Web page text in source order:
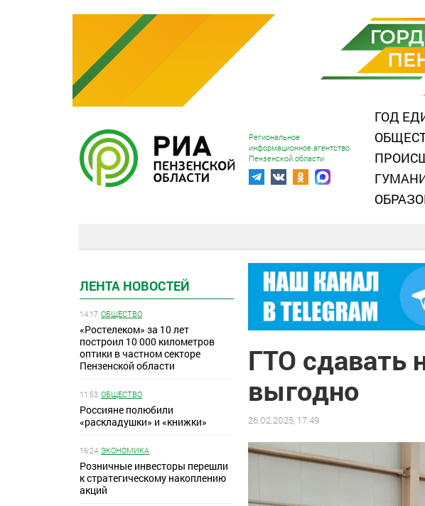
Региональное
информационное агентство
Пензенской области
ГОД
ЛЕНТА НОВОСТЕЙ
14:17 ОБЩЕСТВО
«Ростелеком» за 10 лет
построил 10 000 километров
оптики в частном секторе
Пензенской области
11:53 ОБЩЕСТВО
Россияне полюбили
«раскладушки» и «книжки»
16:24 ЭКОНОМИКА
Розничные инвесторы перешли
к стратегическому накоплению
акций
ГТО сдавать
выгодно
26.02.2025, 17:49